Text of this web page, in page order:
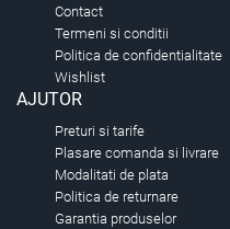
Contact
Termeni si conditii
Politica de confidentialitate
Wishlist
AJUTOR
Preturi si tarife
Plasare comanda si livrare
Modalitati de plata
Politica de returnare
Garantia produselor